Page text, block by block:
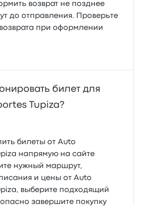
возврат не позднее
до отправления. Проверьте
при оформлении
билет для
Tupiza?
билеты от Auto
напрямую на сайте
нужный маршрут,
и цены от Auto
выберите подходящий
завершите покупку